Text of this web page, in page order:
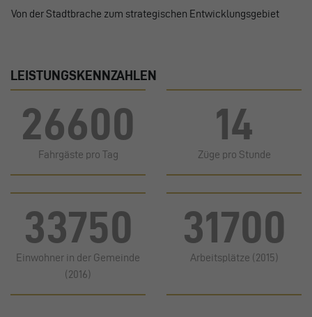
Von der Stadtbrache zum strategischen Entwicklungsgebiet
LEISTUNGSKENNZAHLEN
26600
Fahrgäste pro Tag
14
Züge pro Stunde
33750
Einwohner in der Gemeinde
(2016)
31700
Arbeitsplätze (2015)